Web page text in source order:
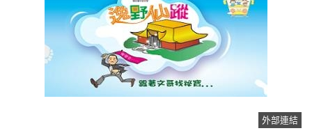
外部連結